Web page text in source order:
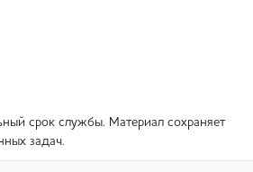
срок службы. Материал сохраняет
задач.